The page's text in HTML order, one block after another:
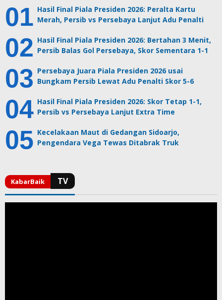
Hasil Final Piala Presiden 2026: Peralta Kartu
Merah, Persib vs Persebaya Lanjut Adu Penalti
Hasil Final Piala Presiden 2026: Bertahan 3 Menit,
Persib Balas Gol Persebaya, Skor Sementara 1-1
Persebaya Juara Piala Presiden 2026 usai
Bungkam Persib Lewat Adu Penalti Skor 5-6
Hasil Final Piala Presiden 2026: Skor Tetap 1-1,
Persib vs Persebaya Lanjut Extra Time
Kecelakaan Maut di Gedangan Sidoarjo,
Pengendara Vega Tewas Ditabrak Truk